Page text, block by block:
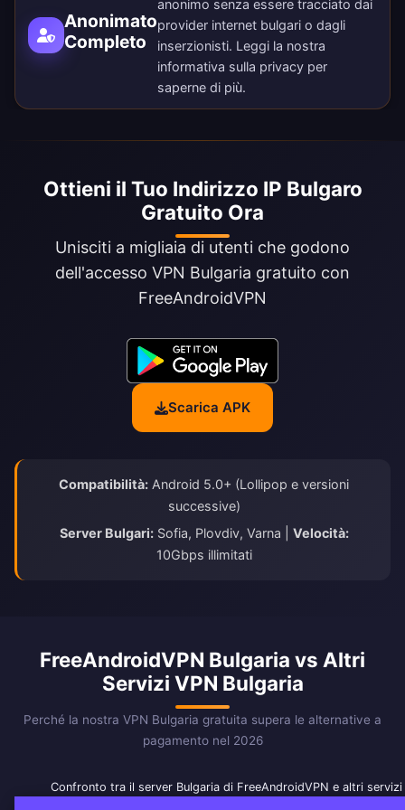
Anonimato
Completo
anonimo senza essere tracciato dai
provider internet bulgari o dagli
inserzionisti. Leggi la nostra
informativa sulla privacy per
saperne di più.
Ottieni il Tuo Indirizzo IP Bulgaro
Gratuito Ora
Unisciti a migliaia di utenti che godono
dell'accesso VPN Bulgaria gratuito con
FreeAndroidVPN
Scarica APK
Compatibilità: Android 5.0+ (Lollipop e versioni
successive)
Server Bulgari:Sofia, Plovdiv, Varna | Velocità:
10Gbps illimitati
FreeAndroidVPN Bulgaria vs Altri
Servizi VPN Bulgaria
Perché la nostra VPN Bulgaria gratuita supera le alternative a
pagamento nel 2026
Confronto tra il server Bulgaria di FreeAndroidVPN e altri servizi